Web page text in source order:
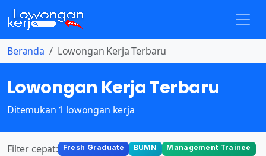
Beranda Lowongan Kerja Terbaru
Lowongan Kerja Terbaru
Ditemukan 1 lowongan kerja
Filter cepat: Fresh Graduate BUMN
Management Trainee